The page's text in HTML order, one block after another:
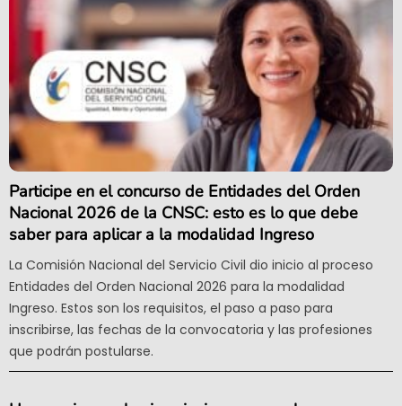
Participe en el concurso de Entidades del Orden
Nacional 2026 de la CNSC: esto es lo que debe
saber para aplicar a la modalidad Ingreso
La Comisión Nacional del Servicio Civil dio inicio al proceso
Entidades del Orden Nacional 2026 para la modalidad
Ingreso. Estos son los requisitos, el paso a paso para
inscribirse, las fechas de la convocatoria y las profesiones
que podrán postularse.